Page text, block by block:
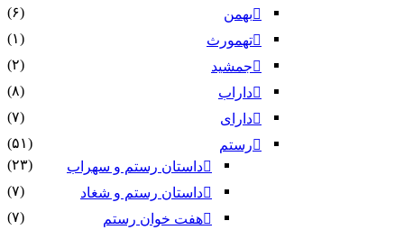
بهمن
(۶)
تهمورث
(۱)
جمشید
(۲)
داراب
(۸)
دارای
(۷)
رستم
(۵۱)
داستان رستم و سهراب
(۲۳)
داستان رستم و شغاد
(۷)
هفت خوان رستم‏
(۷)